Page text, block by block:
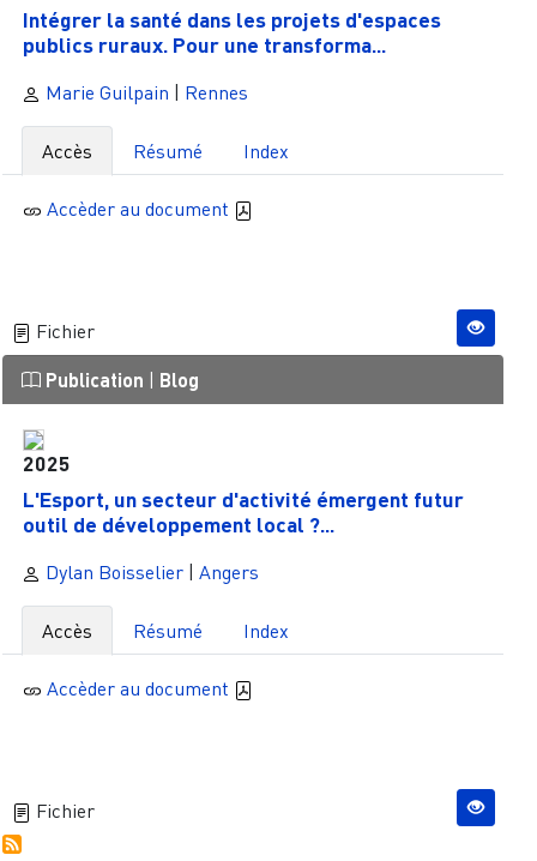
Intégrer la santé dans les projets d'espaces
publics ruraux. Pour une transforma...
Marie Guilpain | Rennes
Accès Résumé Index
Accèder au document
Fichier
Publication Blog
2025
L'Esport, un secteur d'activité émergent futur
outil de développement local ?...
Dylan Boisselier| Angers
Accès Résumé Index
Accèder au document
Fichier